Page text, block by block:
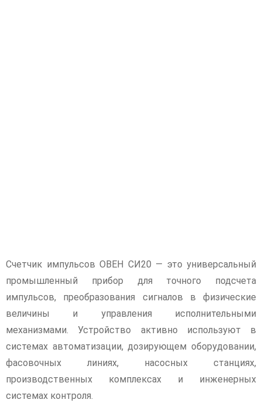
Счетчик импульсов ОВЕН СИ20 — это универсальный
промышленный прибор для точного подсчета
импульсов, преобразования сигналов в физические
величины и управления исполнительными
механизмами. Устройство активно используют в
системах автоматизации, дозирующем оборудовании,
фасовочных линиях, насосных станциях,
производственных комплексах и инженерных
системах контроля.